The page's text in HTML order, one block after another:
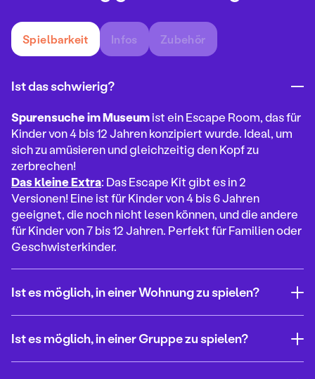
Spielbarkeit Infos Zubehör
Ist das schwierig?
Spurensuche im Museumist ein Escape Room, das für
Kinder von 4 bis 12 Jahren konzipiert wurde. Ideal, um
sich zu amüsieren und gleichzeitig den Kopf zu
zerbrechen!
Das kleine Extra: Das Escape Kit gibt es in 2
Versionen! Eine ist für Kinder von 4 bis 6 Jahren
geeignet, die noch nicht lesen können, und die andere
für Kinder von 7 bis 12 Jahren. Perfekt für Familien oder
Geschwisterkinder.
Ist es möglich, in einer Wohnung zu spielen?
Ist es möglich, in einer Gruppe zu spielen?